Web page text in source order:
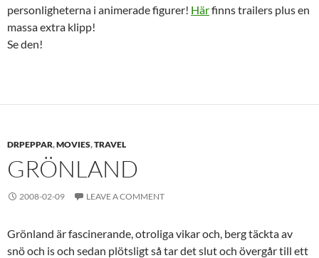
personligheterna i animerade figurer! Härfinns trailers plus en
massa extra klipp!
Se den!
DRPEPPAR,MOVIES,TRAVEL
GRÖNLAND
2008-02-09 LEAVE A COMMENT
Grönland är fascinerande, otroliga vikar och, berg täckta av
snö och is och sedan plötsligt så tar det slut och övergår till ett